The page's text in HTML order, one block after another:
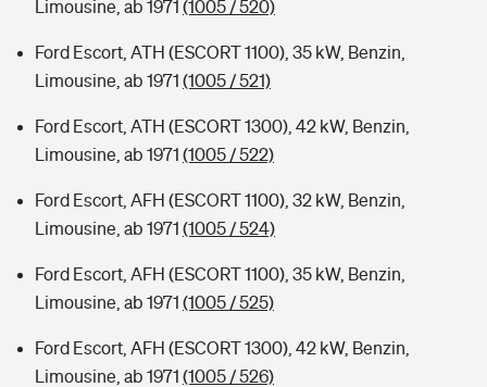
Limousine, ab 1971 (1005 / 520)
Ford Escort, ATH (ESCORT 1100), 35 kW, Benzin,
Limousine, ab 1971 (1005 / 521)
Ford Escort, ATH (ESCORT 1300), 42 kW, Benzin,
Limousine, ab 1971 (1005 / 522)
Ford Escort, AFH (ESCORT 1100), 32 kW, Benzin,
Limousine, ab 1971 (1005 / 524)
Ford Escort, AFH (ESCORT 1100), 35 kW, Benzin,
Limousine, ab 1971 (1005 / 525)
Ford Escort, AFH (ESCORT 1300), 42 kW, Benzin,
Limousine, ab 1971 (1005 / 526)